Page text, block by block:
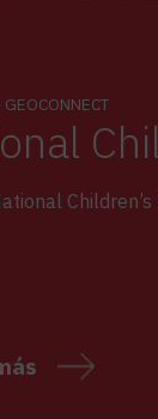
GEOCONNECT